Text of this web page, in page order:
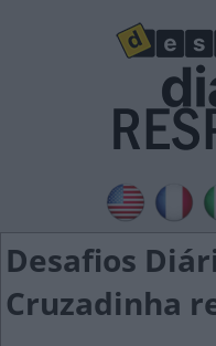
Desafios
Cruzadinha